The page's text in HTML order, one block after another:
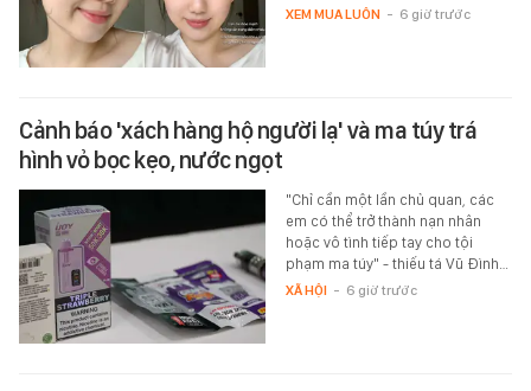
XEM MUA LUÔN - 6 giờ trước
Cảnh báo 'xách hàng hộ người lạ' và ma túy trá
hình vỏ bọc kẹo, nước ngọt
"Chỉ cần một lần chủ quan, các
em có thể trở thành nạn nhân
hoặc vô tình tiếp tay cho tội
phạm ma túy" - thiếu tá Vũ Đình…
XÃ HỘI - 6 giờ trước